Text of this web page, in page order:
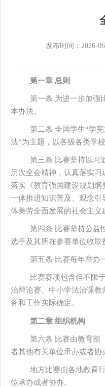
发布时间：2026-
第一章 总则
第一条 为进一步加强
本办法。
第二条 全国学生“学
法”为主题，以各级各类学
第三条 比赛坚持以习
历次全会精神，认真落实
落实《教育强国建设规划
一体推进知识普及、观念
体美劳全面发展的社会主
第四条 比赛坚持公益
选手及其所在参赛单位收取
第五条 比赛每年举办
比赛赛项包含但不限
治辩论赛、中小学法治课
务和工作实际确定。
第二章 组织机构
第六条 比赛由教育部
者其他有关单位承办或者协
地方比赛由各地教育
位承办或者协办。